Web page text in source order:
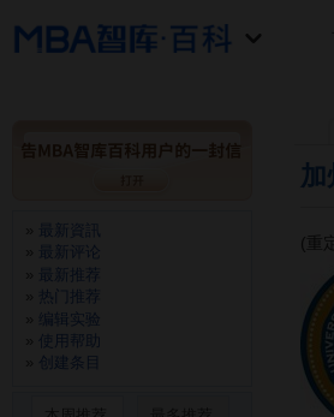
(重
最新資訊
最新评论
最新推荐
热门推荐
编辑实验
使用帮助
创建条目